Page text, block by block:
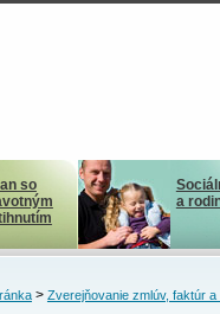
so
a
> Zverejňovanie zmlúv, faktúr a